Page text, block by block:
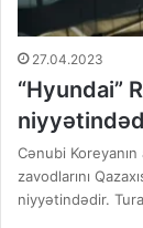
27.04.2023
“Hyundai”
Cənubi
zavodlarını
niyyətindədir.